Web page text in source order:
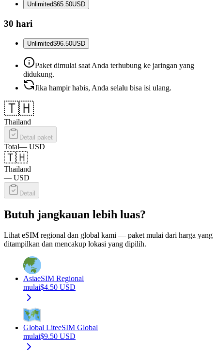
Unlimited$65.50USD
30 hari
Unlimited$96.50USD
Paket dimulai saat Anda terhubung ke jaringan yang
didukung.
Jika hampir habis, Anda selalu bisa isi ulang.
🇹🇭
Thailand
Detail paket
Total— USD
🇹🇭
Thailand
— USD
Detail
Butuh jangkauan lebih luas?
Lihat eSIM regional dan global kami — paket mulai dari harga yang
ditampilkan dan mencakup lokasi yang dipilih.
AsiaeSIM Regional
mulai$4.50 USD
Global LiteeSIM Global
mulai$9.50 USD